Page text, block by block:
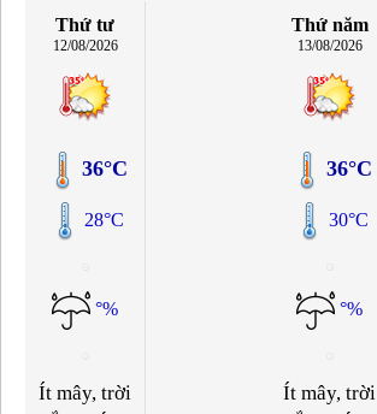
Thứ tư
12/08/2026
36°C
28°C
°%
Ít mây, trời
Thứ năm
13/08/2026
36°C
30°C
°%
Ít mây, trời